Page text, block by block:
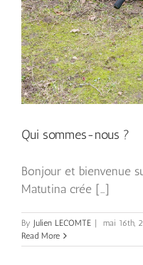
Qui sommes-nous ?
Bonjour et bienvenue
Matutina crée [...]
By Julien LECOMTE mai 16th,
Read More